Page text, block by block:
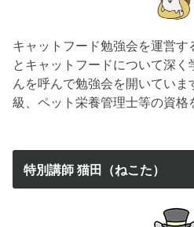
キャットフード勉強会を運営
とキャットフードについて深く
んを呼んで勉強会を開いてい
級、ペット栄養管理士等の資格
特別講師 猫田（ねこた）